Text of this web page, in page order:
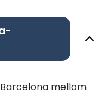
mellom